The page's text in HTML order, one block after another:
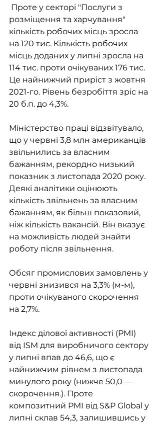
Проте у секторі "Послуги з
розміщення та харчування"
кількість робочих місць зросла
на 120 тис. Кількість робочих
місць доданих у липні зросла на
114 тис. проти очікуваних 176 тис.
Це найнижчий приріст з жовтня
2021-го. Рівень безробіття зріс на
20 б.п. до 4,3%.
Міністерство праці відзвітувало,
що у червні 3,8 млн американців
звільнились за власним
бажанням, рекордно низький
показник з листопада 2020 року.
Деякі аналітики оцінюють
кількість звільнень за власним
бажанням, як більш показовий,
ніж кількість вакансій. Він вказує
на можливість людей знайти
роботу після звільнення.
Обсяг промислових замовлень у
червні знизився на 3,3% (м-м),
проти очікуваного скорочення
на 2,7%.
Індекс ділової активності (PMI)
від ISM для виробничого сектору
у липні впав до 46,6, що є
найнижчим рівнем з листопада
минулого року (нижче 50,0 —
скорочення.). Проте
композитний PMI від S&P Global у
липні склав 54,3, залишившись у